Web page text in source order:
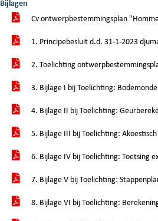
Bijlagen
Cv ontwerpbestemmingsplan
1. Principebesluit d.d. 31-1-2023
2. Toelichting
3. Bijlage I bij Toelichting:
4. Bijlage II bij Toelichting:
5. Bijlage III bij Toelichting:
6. Bijlage IV bij Toelichting: Toetsing
7. Bijlage V bij Toelichting:
8. Bijlage VI bij Toelichting: